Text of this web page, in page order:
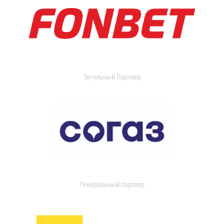
Титульный Партнер
Генеральный партнер